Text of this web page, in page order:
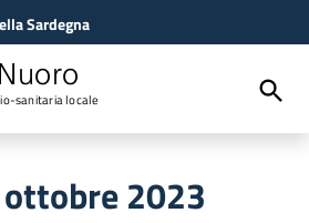
Sardegna
Nuoro
sanitaria locale
2023